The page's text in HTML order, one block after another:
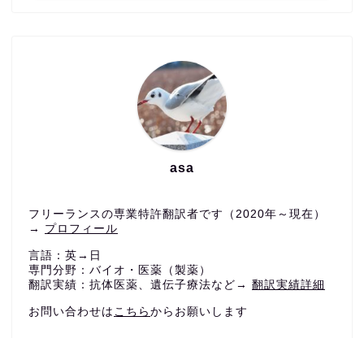
asa
フリーランスの専業特許翻訳者です（2020年～現在）
→ プロフィール
言語：英→日
専門分野：バイオ・医薬（製薬）
翻訳実績：抗体医薬、遺伝子療法など→ 翻訳実績詳細
お問い合わせは こちら からお願いします